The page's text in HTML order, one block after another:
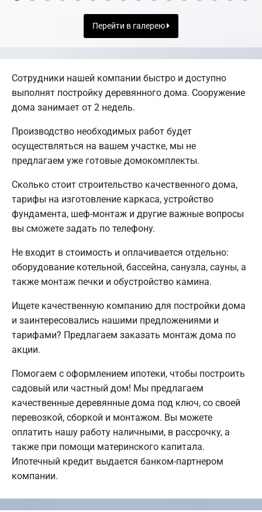
Перейти в галерею
Сотрудники нашей компании быстро и доступно
выполнят постройку деревянного дома. Сооружение
дома занимает от 2 недель.
Производство необходимых работ будет
осуществляться на вашем участке, мы не
предлагаем уже готовые домокомплекты.
Сколько стоит строительство качественного дома,
тарифы на изготовление каркаса, устройство
фундамента, шеф-монтаж и другие важные вопросы
вы сможете задать по телефону.
Не входит в стоимость и оплачивается отдельно:
оборудование котельной, бассейна, санузла, сауны, а
также монтаж печки и обустройство камина.
Ищете качественную компанию для постройки дома
и заинтересовались нашими предложениями и
тарифами? Предлагаем заказать монтаж дома по
акции.
Помогаем с оформлением ипотеки, чтобы построить
садовый или частный дом! Мы предлагаем
качественные деревянные дома под ключ, со своей
перевозкой, сборкой и монтажом. Вы можете
оплатить нашу работу наличными, в рассрочку, а
также при помощи материнского капитала.
Ипотечный кредит выдается банком-партнером
компании.